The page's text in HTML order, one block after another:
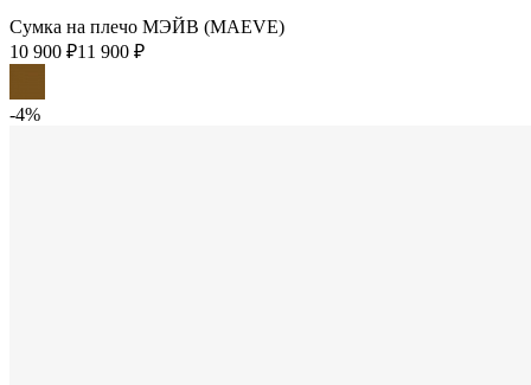
Сумка на плечо МЭЙВ (MAEVE)
10 900 ₽11 900 ₽
-4%